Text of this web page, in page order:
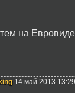
на
14 май 2013